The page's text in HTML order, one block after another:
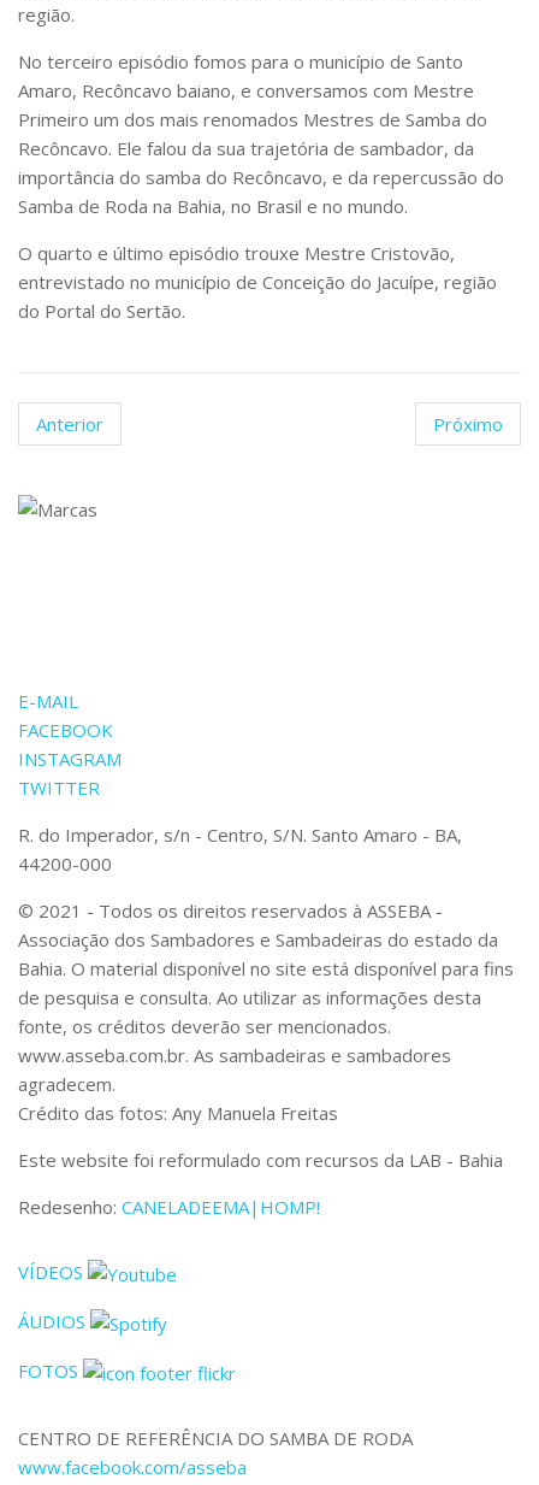
região.
No terceiro episódio fomos para o município de Santo
Amaro, Recôncavo baiano, e conversamos com Mestre
Primeiro um dos mais renomados Mestres de Samba do
Recôncavo. Ele falou da sua trajetória de sambador, da
importância do samba do Recôncavo, e da repercussão do
Samba de Roda na Bahia, no Brasil e no mundo.
O quarto e último episódio trouxe Mestre Cristovão,
entrevistado no município de Conceição do Jacuípe, região
do Portal do Sertão.
Anterior Próximo
E-MAIL
FACEBOOK
INSTAGRAM
TWITTER
R. do Imperador, s/n - Centro, S/N. Santo Amaro - BA,
44200-000
© 2021 - Todos os direitos reservados à ASSEBA -
Associação dos Sambadores e Sambadeiras do estado da
Bahia. O material disponível no site está disponível para fins
de pesquisa e consulta. Ao utilizar as informações desta
fonte, os créditos deverão ser mencionados.
www.asseba.com.br. As sambadeiras e sambadores
agradecem.
Crédito das fotos: Any Manuela Freitas
Este website foi reformulado com recursos da LAB - Bahia
Redesenho: CANELADEEMA|HOMP!
VÍDEOS
ÁUDIOS
FOTOS
CENTRO DE REFERÊNCIA DO SAMBA DE RODA
www.facebook.com/asseba